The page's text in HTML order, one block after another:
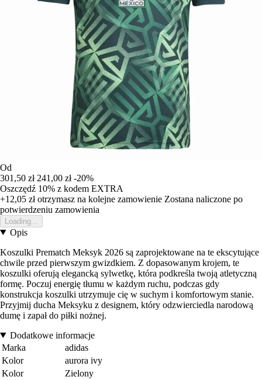
Od
301,50 zł 241,00 zł -20%
Oszczędź 10% z kodem EXTRA
+12,05 złotrzymasz na kolejne zamowienie Zostana naliczone po
potwierdzeniu zamowienia
Loading...
Opis
Koszulki Prematch Meksyk 2026 są zaprojektowane na te ekscytujące
chwile przed pierwszym gwizdkiem. Z dopasowanym krojem, te
koszulki oferują elegancką sylwetkę, która podkreśla twoją atletyczną
formę. Poczuj energię tłumu w każdym ruchu, podczas gdy
konstrukcja koszulki utrzymuje cię w suchym i komfortowym stanie.
Przyjmij ducha Meksyku z designem, który odzwierciedla narodową
dumę i zapał do piłki nożnej.
Dodatkowe informacje
Marka
adidas
Kolor
aurora ivy
Kolor
Zielony